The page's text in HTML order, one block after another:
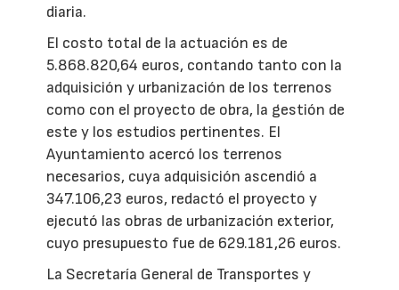
diaria.
El costo total de la actuación es de
5.868.820,64 euros, contando tanto con la
adquisición y urbanización de los terrenos
como con el proyecto de obra, la gestión de
este y los estudios pertinentes. El
Ayuntamiento acercó los terrenos
necesarios, cuya adquisición ascendió a
347.106,23 euros, redactó el proyecto y
ejecutó las obras de urbanización exterior,
cuyo presupuesto fue de 629.181,26 euros.
La Secretaría General de Transportes y